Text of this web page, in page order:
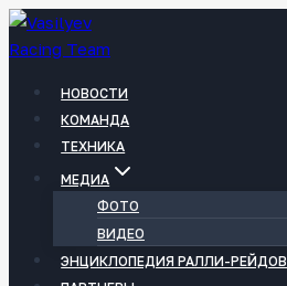
Перейти
к
НОВОСТИ
КОМАНДА
ТЕХНИКА
МЕДИА
ФОТО
ВИДЕО
ЭНЦИКЛОПЕДИЯ РАЛЛИ-РЕЙДОВ